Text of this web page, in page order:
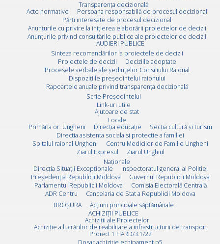
Transparența decizională
Acte normative
Persoana responsabilă de procesul decizional
Părți interesate de procesul decizional
Anunțurile cu privire la inițierea elaborării proiectelor de decizii
Anunțurile privind consultările publice ale proiectelor de decizii
AUDIERI PUBLICE
Sinteza recomandărilor la proiectele de decizii
Proiectele de decizii
Deciziile adoptate
Procesele verbale ale ședințelor Consiliului Raional
Dispozițiile președintelui raionului
Rapoartele anuale privind transparența decizională
Scrie Preşedintelui
Link-uri utile
Ajutoare de stat
Locale
Primăria or. Ungheni
Direcția educație
Secția cultură și turism
Directia asistenta sociala si protectie a familiei
Spitalul raional Ungheni
Centru Medicilor de Familie Ungheni
Ziarul Expresul
Ziarul Unghiul
Naționale
Direcţia Situaţii Excepţionale
Inspectoratul general al Poliției
Preşedenţia Republicii Moldova
Guvernul Republicii Moldova
Parlamentul Republicii Moldova
Comisia Electorală Centrală
ADR Centru
Cancelaria de Stat a Republicii Moldova
BROȘURA
Acţiuni principale săptămânale
ACHIZIȚII PUBLICE
Achiziții ale Proiectelor
Achiziție a lucrărilor de reabilitare a infrastructurii de transport
Proiect 1 HARD/3.1/22
Dosar achiziție echipament p5